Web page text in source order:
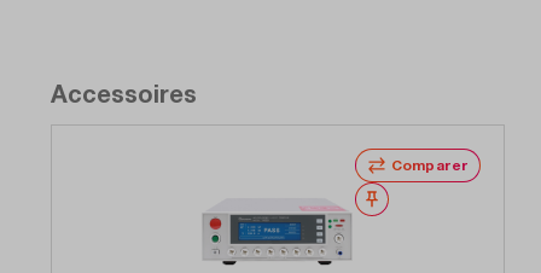
Accessoires
Comparer
Noter